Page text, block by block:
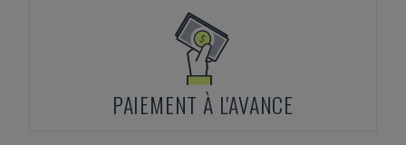
PAIEMENT À L'AVANCE